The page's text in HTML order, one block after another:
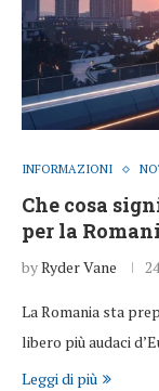
INFORMAZIONI
Che cosa
per la
byRyder Vane
La Romania sta
libero più audaci
Leggi di più